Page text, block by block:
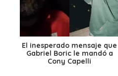
El inesperado mensaje que
Gabriel Boric le mandó a
Cony Capelli